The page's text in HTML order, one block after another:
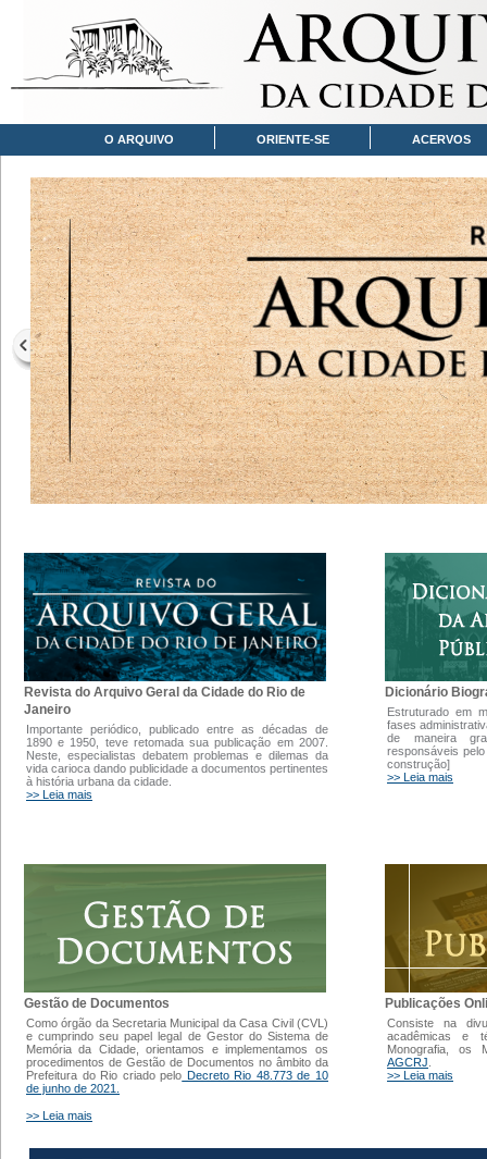
O ARQUIVO ORIENTE-SE ACERVOS
Revista do Arquivo Geral da Cidade do Rio de
Janeiro
Importante periódico, publicado entre as décadas de
1890 e 1950, teve retomada sua publicação em 2007.
Neste, especialistas debatem problemas e dilemas da
vida carioca dando publicidade a documentos pertinentes
à história urbana da cidade.
>> Leia mais
Dicionário
Estruturado em
fases
de maneira
responsáveis
construção]
>> Leia mais
Gestão de Documentos
Como órgão da Secretaria Municipal da Casa Civil (CVL)
e cumprindo seu papel legal de Gestor do Sistema de
Memória da Cidade, orientamos e implementamos os
procedimentos de Gestão de Documentos no âmbito da
Prefeitura do Rio criado pelo Decreto Rio 48.773 de 10
de junho de 2021.
>> Leia mais
Publicações
Consiste na
acadêmicas e
Monografia, os
AGCRJ
>> Leia mais